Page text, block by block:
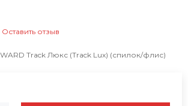
Оставить отзыв
Track Люкс (Track Lux) (спилок/флис)